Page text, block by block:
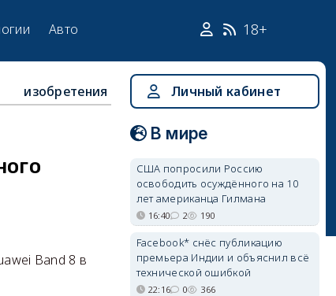
Авто 18+
изобретения
Band 8 в
Личный кабинет
В мире
США попросили Россию
освободить осуждённого на 10
лет американца Гилмана
16:40 2 190
Facebook* снёс публикацию
премьера Индии и объяснил всё
технической ошибкой
22:16 0 366